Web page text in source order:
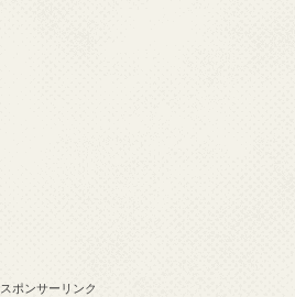
スポンサーリンク